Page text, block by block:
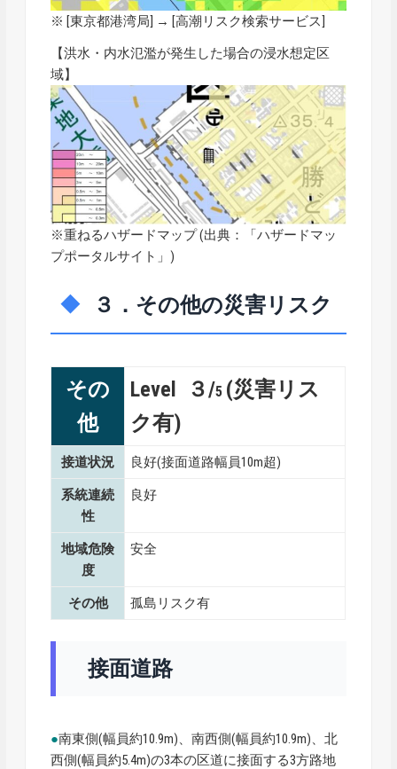
※ [東京都港湾局] → [高潮リスク検索サービス]
【洪水・内水氾濫が発生した場合の浸水想定区
域】
※重ねるハザードマップ (出典：「ハザードマッ
プポータルサイト 」)
３．その他の災害リスク
その
他
Level ３/5 (災害リス
ク有)
接道状況 良好(接面道路幅員10m超)
系統連続
性
良好
地域危険
度
安全
その他 孤島リスク有
接面道路
●南東側(幅員約10.9m)、南西側(幅員約10.9m)、北
西側(幅員約5.4m)の3本の区道に接面する3方路地